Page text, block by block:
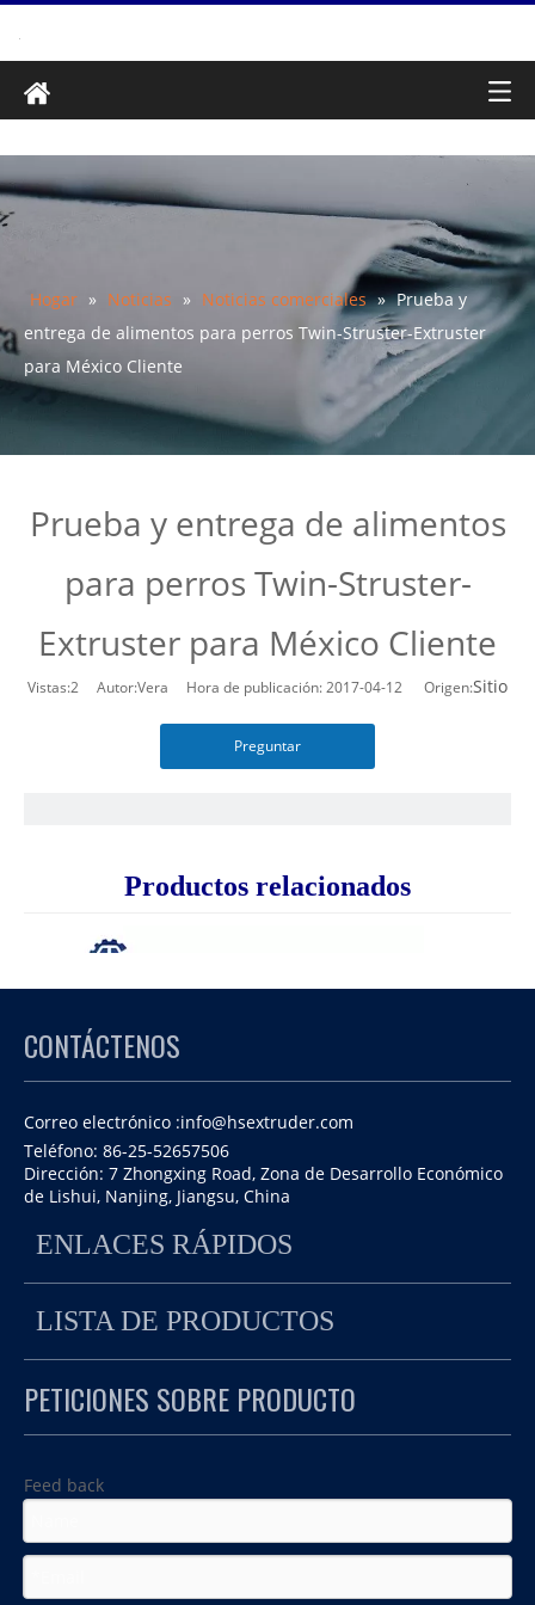
Hogar » Noticias » Noticias comerciales » Prueba y
entrega de alimentos para perros Twin-Struster-Extruster
para México Cliente
Prueba y entrega de alimentos
para perros Twin-Struster-
Extruster para México Cliente
Vistas:2 Autor:Vera Hora de publicación: 2017-04-12 Origen:Sitio
Preguntar
Máquina de extrusora de twin de fabricación de alimentos
para perros
Diferentes del pasado, suministramos un sistema de pelletismo de
refrigeración por aire para nuestro cliente que realiza el cliente, lo que
Productos relacionados
especial para hacer golosinas para perros
CONTÁCTENOS
Correo electrónico :info@hsextruder.com
Teléfono: 86-25-52657506
Dirección: 7 Zhongxing Road, Zona de Desarrollo Económico
de Lishui, Nanjing, Jiangsu, China
ENLACES RÁPIDOS
LISTA DE PRODUCTOS
PETICIONES SOBRE PRODUCTO
Feed back